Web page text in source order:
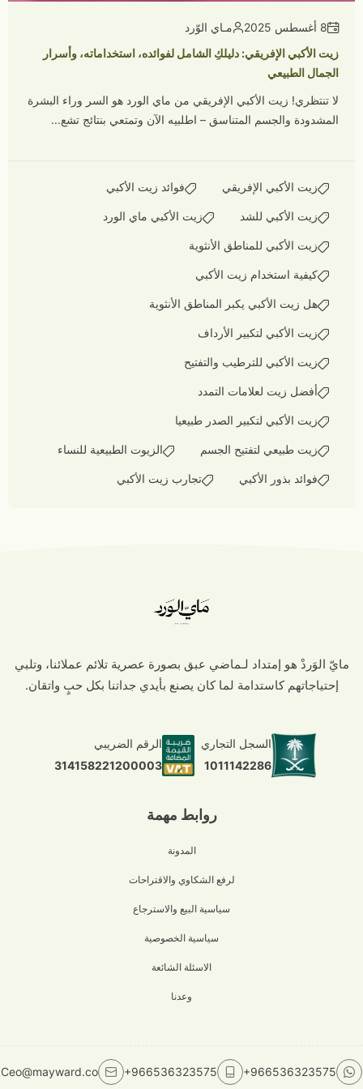
8 أغسطس 2025
مـاي الوّرد
زيت الأكبي الإفريقي: دليلكِ الشامل لفوائده، استخداماته، وأسرار
الجمال الطبيعي
لا تنتظري! زيت الأكبي الإفريقي من ماي الورد هو السر وراء البشرة
المشدودة والجسم المتناسق – اطلبيه الآن وتمتعي بنتائج تشع...
زيت الأكبي الإفريقي فوائد زيت الأكبي
زيت الأكبي للشد زيت الأكبي ماي الورد
زيت الأكبي للمناطق الأنثوية
كيفية استخدام زيت الأكبي
هل زيت الأكبي يكبر المناطق الأنثوية
زيت الأكبي لتكبير الأرداف
زيت الأكبي للترطيب والتفتيح
أفضل زيت لعلامات التمدد
زيت الأكبي لتكبير الصدر طبيعيا
زيت طبيعي لتفتيح الجسم الزيوت الطبيعية للنساء
فوائد بذور الأكبي تجارب زيت الأكبي
روابط مهمة
المدونة
لرفع الشكاوي والاقتراحات
سياسية البيع والاسترجاع
سياسية الخصوصية
الاسئلة الشائعة
وعدنا
مايّ الوَردْ هو إمتداد لـماضي عبق بصورة عصرية تلائم عملائنا، وتلبي
إحتياجاتهم كاستدامة لما كان يصنع بأيدي جداتنا بكل حبٍ واتقان.
السجل التجاري
1011142286
الرقم الضريبي
314158221200003
+966536323575
+966536323575
Ceo@mayward.co